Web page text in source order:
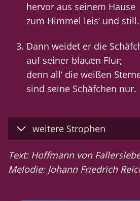
hervor aus seinem Hause
zum Himmel leis’ und still.
Dann weidet er die
auf seiner blauen Flur;
denn all‘ die weißen
sind seine Schäfchen nur.
weitere Strophen
Text: Hoffmann von
Melodie: Johann Friedrich